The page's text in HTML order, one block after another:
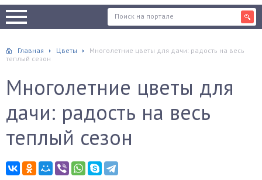
Главная Цветы
Многолетние цветы для дачи: радость на весь
теплый сезон
Многолетние цветы для
дачи: радость на весь
теплый сезон